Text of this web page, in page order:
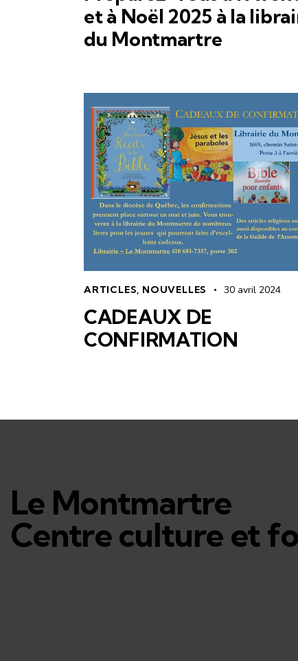
et à Noël 2025 à la
du Montmartre
ARTICLES, NOUVELLES 30 avril 2024
CADEAUX DE
CONFIRMATION
Le Montmartre
Centre culture et